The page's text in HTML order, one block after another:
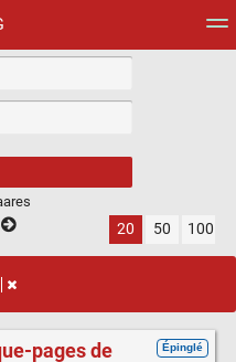
20 50 100
Épinglé
pages de